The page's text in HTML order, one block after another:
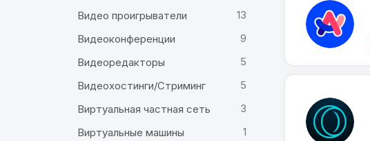
Видео проигрыватели
13
Видеоконференции
9
Видеоредакторы
5
Видеохостинги/Стриминг
5
Виртуальная частная сеть
3
Виртуальные машины
1